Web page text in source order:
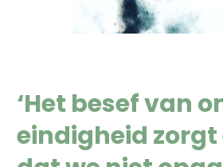
‘Het besef van
eindigheid